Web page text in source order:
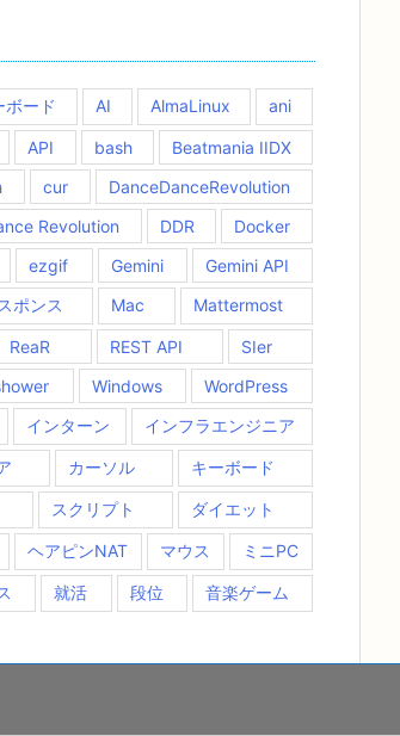
ード AI AlmaLinux ani
API bash
Beatmania IIDX
cur
DanceDanceRevolution
Revolution
DDR
Docker
ezgif Gemini
Gemini API
ポンス
Mac Mattermost
ReaR REST API
SIer
Windows
WordPress
インターン インフラエンジニア
カーソル キーボード
スクリプト ダイエット
ヘアピンNAT マウス ミニPC
就活 段位 音楽ゲーム